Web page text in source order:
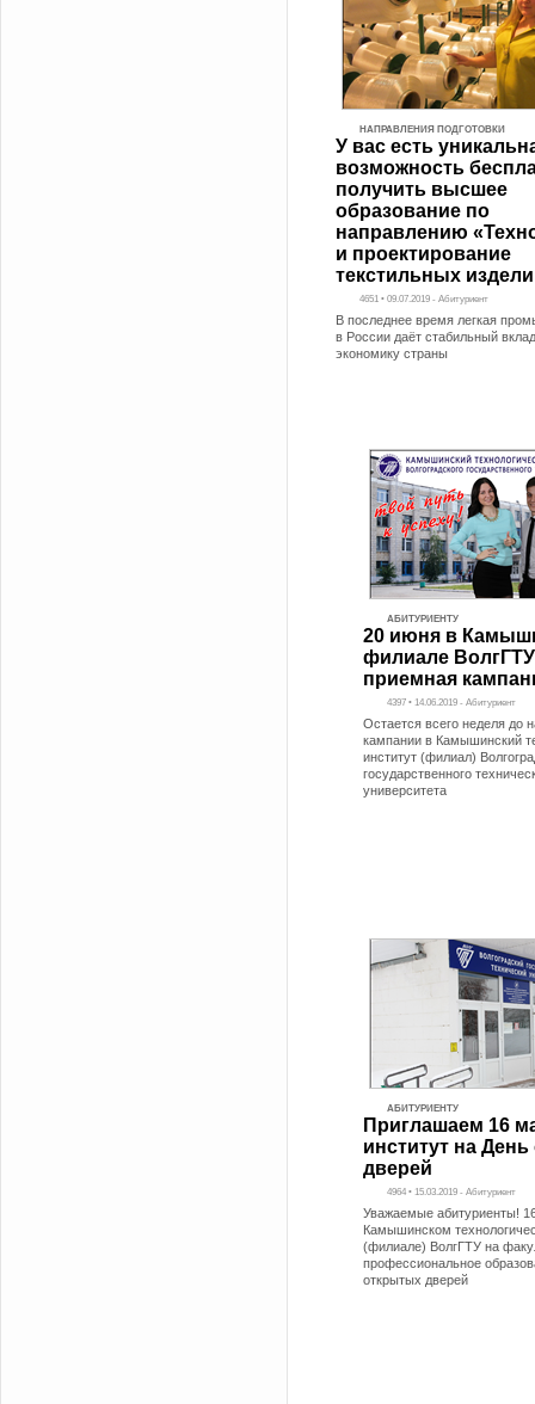
НАПРАВЛЕНИЯ ПОДГОТОВКИ
У вас есть
возможность
получить высшее
образование по
направлению
и проектирование
текстильных
4651 • 09.07.2019 - Абитуриент
В последнее время легкая
в России даёт стабильный
экономику страны
АБИТУРИЕНТУ
20 июня в
филиале ВолгГТУ
приемная
4397 • 14.06.2019 - Абитуриент
Остается всего неделя до
кампании в Камышинский
институт (филиал)
государственного
университета
АБИТУРИЕНТУ
Приглашаем 16
институт на
дверей
4964 • 15.03.2019 - Абитуриент
Уважаемые абитуриенты!
Камышинском
(филиале) ВолгГТУ на
профессиональное
открытых дверей